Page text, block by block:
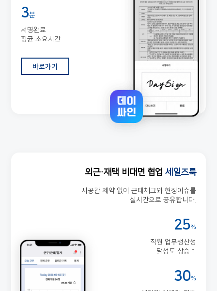
3분
서명완료
평균 소요시간
바로가기
외근·재택 비대면 협업세일즈룩
시공간 제약 없이 근태체크와 현장이슈를
실시간으로 공유합니다.
25%
직원 업무생산성
달성도 상승↑
30%